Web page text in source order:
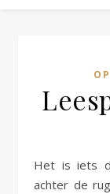
Het is iets dat je snel vergeet als het eenmaal
achter de